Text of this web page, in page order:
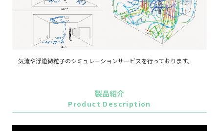
気流や浮遊微粒子のシミュレーションサービスを行っております。
製品紹介
Product Description